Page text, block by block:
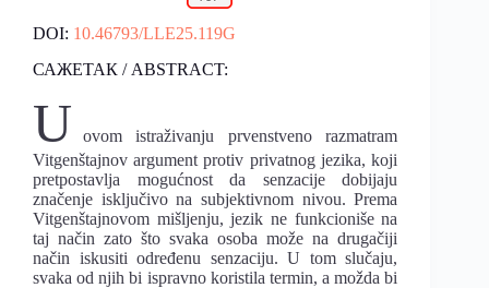
DOI: 10.46793/LLE25.119G
САЖЕТАК / ABSTRACT:
U
ovom istraživanju prvenstveno razmatram
Vitgenštajnov argument protiv privatnog jezika, koji
pretpostavlja mogućnost da senzacije dobijaju
značenje isključivo na subjektivnom nivou. Prema
Vitgenštajnovom mišljenju, jezik ne funkcioniše na
taj način zato što svaka osoba može na drugačiji
način iskusiti određenu senzaciju. U tom slučaju,
svaka od njih bi ispravno koristila termin, a možda bi